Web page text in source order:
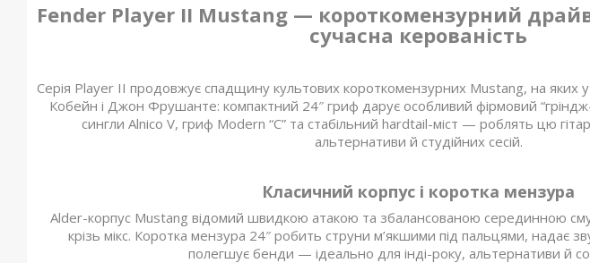
Fender Player II Mustang — короткомензурний
сучасна керованість
Серія Player II продовжує спадщину культових короткомензурних Mustang, на яких у
Кобейн і Джон Фрушанте: компактний 24″ гриф дарує особливий фірмовий
сингли Alnico V, гриф Modern “C” та стабільний hardtail-міст — роблять цю
альтернативи й студійних сесій.
Класичний корпус і коротка мензура
Alder-корпус Mustang відомий швидкою атакою та збалансованою серединною
крізь мікс. Коротка мензура 24″ робить струни м’якшими під пальцями, надає
полегшує бенди — ідеально для інді-року, альтернативи й